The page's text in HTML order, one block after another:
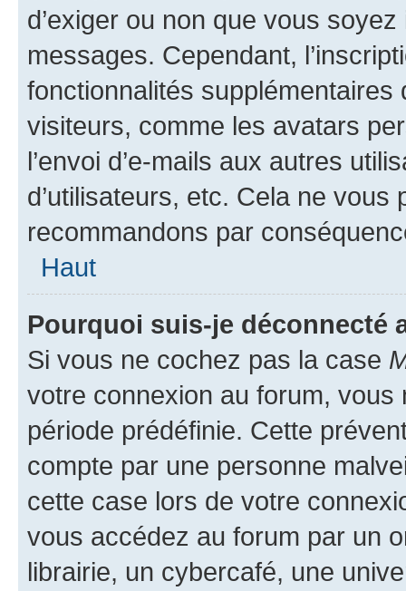
d’exiger ou non que vous
messages. Cependant,
fonctionnalités
visiteurs, comme les avatars
l’envoi d’e-mails aux autres
d’utilisateurs, etc. Cela ne vous
recommandons par
Haut
Pourquoi suis-je déconnecté
Si vous ne cochez pas la case
votre connexion au forum,
période prédéfinie. Cette
compte par une personne
cette case lors de votre
vous accédez au forum par un
librairie, un cybercafé, une